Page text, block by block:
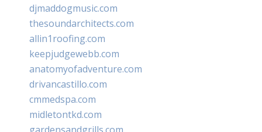
djmaddogmusic.com
thesoundarchitects.com
allin1roofing.com
keepjudgewebb.com
anatomyofadventure.com
drivancastillo.com
cmmedspa.com
midletontkd.com